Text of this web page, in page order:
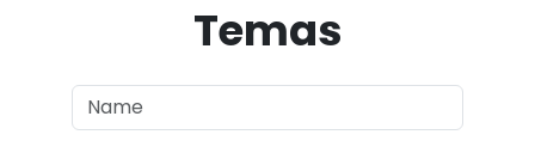
Temas